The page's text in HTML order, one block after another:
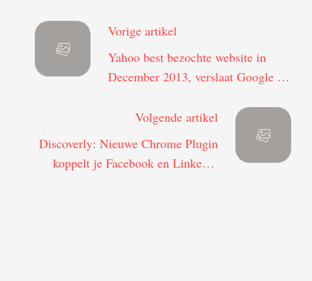
Vorige artikel
Yahoo best bezochte website in
December 2013, verslaat Google en
Volgende artikel
Discoverly: Nieuwe Chrome Plugin
koppelt je Facebook en Linkedin